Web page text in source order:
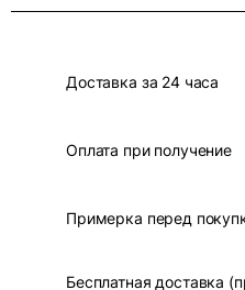
Доставка за 24 часа
Оплата при получение
Примерка перед
Бесплатная доставка